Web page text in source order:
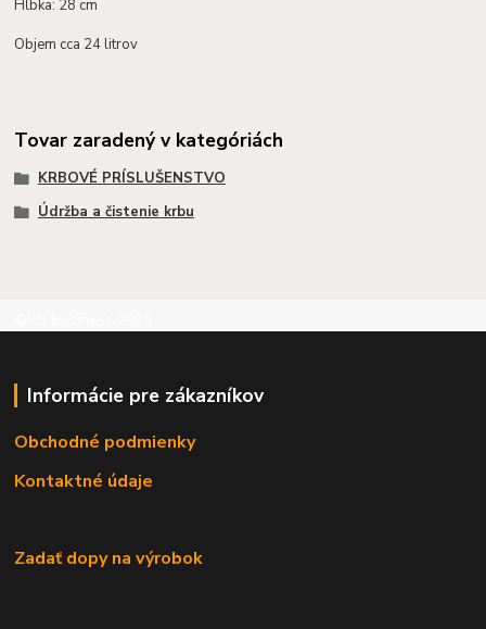
Hĺbka: 28 cm
Objem cca 24 litrov
Tovar zaradený v kategóriách
KRBOVÉ PRÍSLUŠENSTVO
Údržba a čistenie krbu
Informácie pre zákazníkov
Obchodné podmienky
Kontaktné údaje
Zadať dopy na výrobok